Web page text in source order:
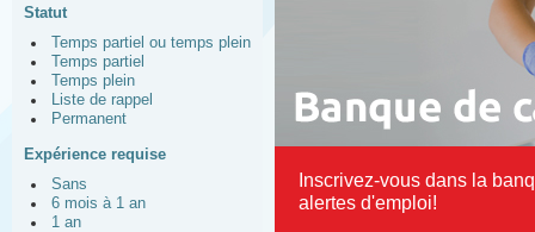
Statut
Temps partiel ou temps plein
Temps partiel
Temps plein
Liste de rappel
Permanent
Expérience requise
Sans
6 mois à 1 an
1 an
Inscrivez-vous dans la
alertes d'emploi!